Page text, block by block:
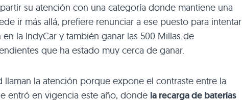
su atención con una categoría donde mantiene una
ir más allá, prefiere renunciar a ese puesto para intentar
la IndyCar y también ganar las 500 Millas de
que ha estado muy cerca de ganar.
llaman la atención porque expone el contraste entre la
entró en vigencia este año, donde la recarga de baterías